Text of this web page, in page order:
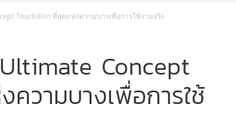
Tourbillon ที่สุดแห่งความบางเพื่อการใช้งานจริง
Concept
วามบางเพื่อการใช้